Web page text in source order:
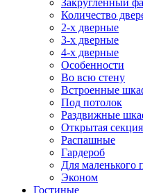
Закругленный
Количество
2-х дверные
3-х дверные
4-х дверные
Особенности
Во всю стену
Встроенные
Под потолок
Раздвижные
Открытая
Распашные
Гардероб
Для маленького
Эконом
Гостиные